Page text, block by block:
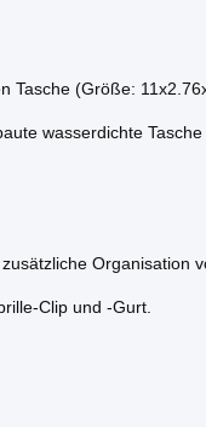
Tasche (Größe:
wasserdichte
Organisation
Clip und -Gurt.